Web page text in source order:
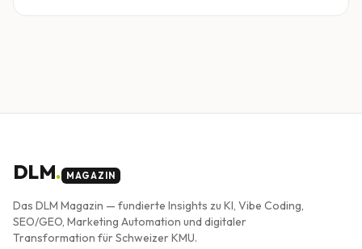
DLM. MAGAZIN
Das DLM Magazin — fundierte Insights zu KI, Vibe Coding,
SEO/GEO, Marketing Automation und digitaler
Transformation für Schweizer KMU.